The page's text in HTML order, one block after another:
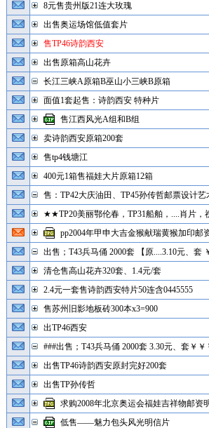
8元售贵州版21连大玫瑰
出售奥运场馆低值套片
售TP46诗韵西安
出售原箱高山花卉
长江三峡A原箱B巫山小三峡B原箱
面值1套起售：诗韵西安 特种片
售江西风光A组和B组
卖诗韵西安原箱200套
售tp4钱塘江
400元1箱售福娃大片原箱12箱
售：TP42大庆油田、TP45孙传哲邮票设计艺
★★TP20美丽鄂伦春，TP31船舶，....肖片
pp2004年甲申大吉金猴献瑞黄猴加印邮
出售；T43兵马俑 2000套 【原....3.10元、套
清仓售高山花卉320套、1.4元/套
2.4元一套售诗韵西安特片50连含0445555
售苏州旧影地板砖300本x3=900
出TP46西安
###出售；T43兵马俑 2000套 3.30元、套￥￥
出售TP46诗韵西安原封完好200套
出售TP孙传哲
求购2008年北京奥运会福娃吉祥物邮资
低售——魅力包头风光明信片